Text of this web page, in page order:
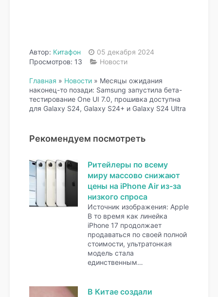
Автор: Китафон
05 декабря 2024
Просмотров: 13
Новости
Главная » Новости » Месяцы ожидания
наконец-то позади: Samsung запустила бета-
тестирование One UI 7.0, прошивка доступна
для Galaxy S24, Galaxy S24+ и Galaxy S24 Ultra
Рекомендуем посмотреть
Ритейлеры по всему
миру массово снижают
цены на iPhone Air из-за
низкого спроса
Источник изображения: Apple
В то время как линейка
iPhone 17 продолжает
продаваться по своей полной
стоимости, ультратонкая
модель стала
единственным…
В Китае создали